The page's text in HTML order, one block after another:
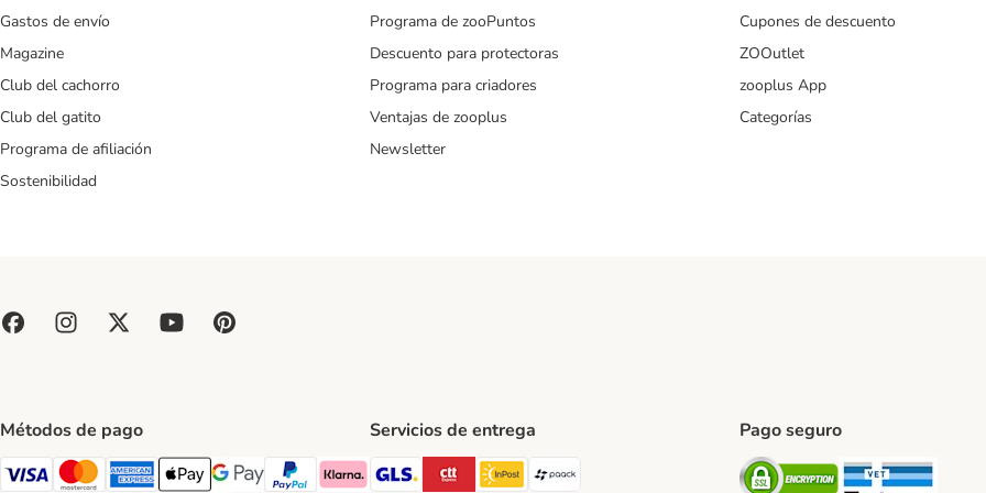
Gastos de envío
Magazine
Club del cachorro
Club del gatito
Programa de afiliación
Sostenibilidad
Programa de zooPuntos
Descuento para protectoras
Programa para criadores
Ventajas de zooplus
Newsletter
Cupones de descuento
ZOOutlet
zooplus App
Categorías
Métodos de pago
Visa Payment Method
Mastercard Payment Method
American Express Payment Method
Apple Pay Payment Method
Google Pay Payment Method
PayPal Payment Method
Klarna Payment Method
Servicios de entrega
GLS Shipping Method
CTTExpress Shipping Method
InPost Shipping Method
paack Shipping Method
Pago seguro
Security